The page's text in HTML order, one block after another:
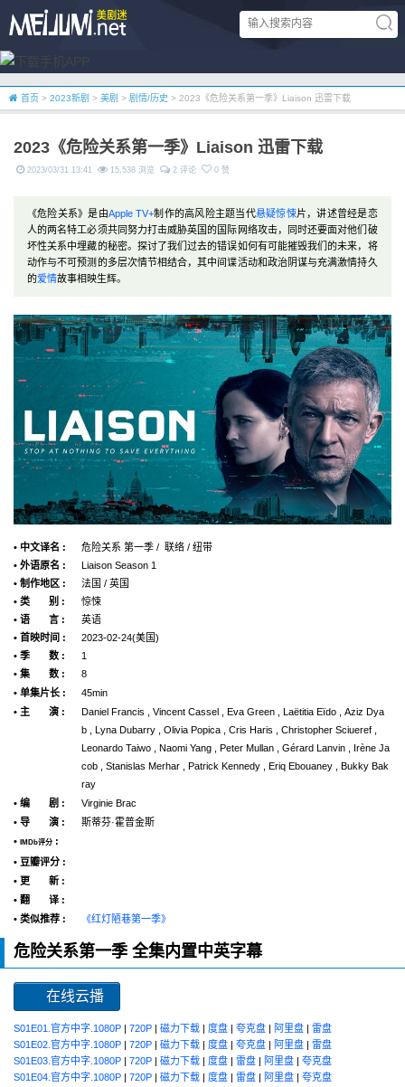
首页 > 2023新剧 > 美剧 > 剧情/历史 > 2023《危险关系第一季》Liaison 迅雷下载
2023《危险关系第一季》Liaison 迅雷下载
2023/03/31 13:41 15,538 浏览 2 评论 0 赞
《危险关系》是由Apple TV+制作的高风险主题当代悬疑惊悚片，讲述曾经是恋
人的两名特工必须共同努力打击威胁英国的国际网络攻击，同时还要面对他们破
坏性关系中埋藏的秘密。探讨了我们过去的错误如何有可能摧毁我们的未来，将
动作与不可预测的多层次情节相结合，其中间谍活动和政治阴谋与充满激情持久
的爱情故事相映生辉。
• 中文译名 :
危险关系 第一季 / 联络 / 纽带
• 外语原名 :
Liaison Season 1
• 制作地区 :
法国 / 英国
• 类 别 :
惊悚
• 语 言 :
英语
• 首映时间 :
2023-02-24(美国)
• 季 数 :
1
• 集 数 :
8
• 单集片长 :
45min
• 主 演 :
Daniel Francis , Vincent Cassel , Eva Green , Laëtitia Eïdo , Aziz Dya
b , Lyna Dubarry , Olivia Popica , Cris Haris , Christopher Sciueref ,
Leonardo Taiwo , Naomi Yang , Peter Mullan , Gérard Lanvin , Irène Ja
cob , Stanislas Merhar , Patrick Kennedy , Eriq Ebouaney , Bukky Bak
ray
• 编 剧 :
Virginie Brac
• 导 演 :
斯蒂芬·霍普金斯
•
IMDb评分 :
• 豆瓣评分 :
• 更 新 :
• 翻 译 :
• 类似推荐 :
《红灯陋巷第一季》
危险关系第一季 全集内置中英字幕
在线云播
S01E01.官方中字.1080P 720P 磁力下载 度盘 夸克盘 阿里盘
雷盘
S01E02.官方中字.1080P
720P 磁力下载 度盘 夸克盘 阿里盘
雷盘
S01E03.官方中字.1080P
720P 磁力下载 度盘 雷盘 阿里盘
夸克盘
S01E04.官方中字.1080P
720P 磁力下载 度盘 雷盘 阿里盘
夸克盘